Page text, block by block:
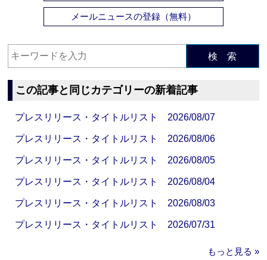
メールニュースの登録（無料）
検 索
この記事と同じカテゴリーの新着記事
プレスリリース・タイトルリスト 2026/08/07
プレスリリース・タイトルリスト 2026/08/06
プレスリリース・タイトルリスト 2026/08/05
プレスリリース・タイトルリスト 2026/08/04
プレスリリース・タイトルリスト 2026/08/03
プレスリリース・タイトルリスト 2026/07/31
もっと見る »